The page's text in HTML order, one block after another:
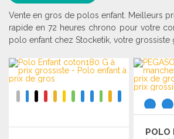
Vente en gros de polos enfant. Meilleurs
rapide en 72 heures chrono pour votre
polo enfant chez Stocketik, votre grossiste
POLO